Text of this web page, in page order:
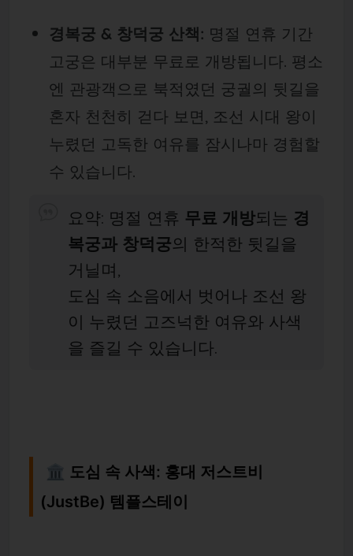
경복궁 & 창덕궁 산책: 명절 연휴 기간
고궁은 대부분 무료로 개방됩니다. 평소
엔 관광객으로 북적였던 궁궐의 뒷길을
혼자 천천히 걷다 보면, 조선 시대 왕이
누렸던 고독한 여유를 잠시나마 경험할
수 있습니다.
요약: 명절 연휴 무료 개방되는 경
복궁과 창덕궁의 한적한 뒷길을
거닐며,
도심 속 소음에서 벗어나 조선 왕
이 누렸던 고즈넉한 여유와 사색
을 즐길 수 있습니다.
🏛️ 도심 속 사색: 홍대 저스트비
(JustBe) 템플스테이